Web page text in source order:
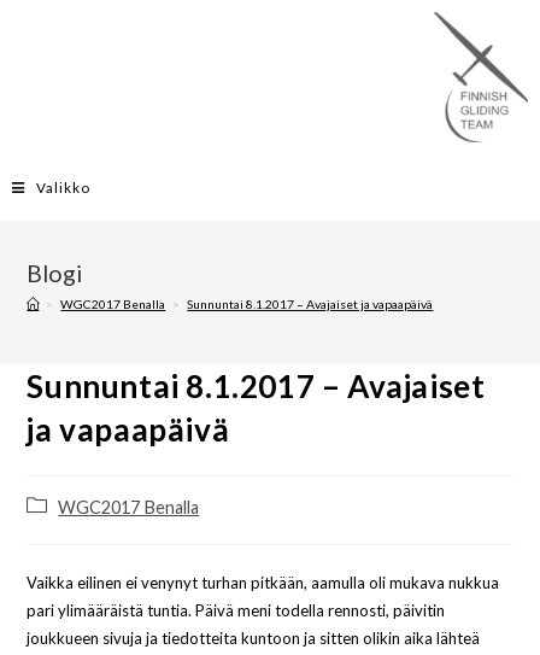
Valikko
Blogi
> WGC2017 Benalla > Sunnuntai 8.1.2017 – Avajaiset ja vapaapäivä
Sunnuntai 8.1.2017 – Avajaiset
ja vapaapäivä
WGC2017 Benalla
Vaikka eilinen ei venynyt turhan pitkään, aamulla oli mukava nukkua
pari ylimääräistä tuntia. Päivä meni todella rennosti, päivitin
joukkueen sivuja ja tiedotteita kuntoon ja sitten olikin aika lähteä